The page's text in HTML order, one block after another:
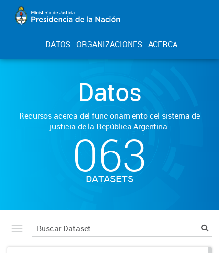
DATOS ORGANIZACIONES ACERCA
Datos
Recursos acerca del funcionamiento del sistema de
justicia de la República Argentina.
063
DATASETS